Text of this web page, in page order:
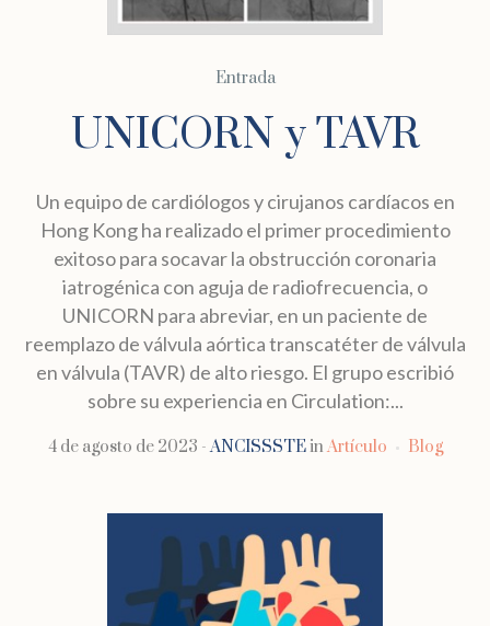
Entrada
UNICORN y TAVR
Un equipo de cardiólogos y cirujanos cardíacos en
Hong Kong ha realizado el primer procedimiento
exitoso para socavar la obstrucción coronaria
iatrogénica con aguja de radiofrecuencia, o
UNICORN para abreviar, en un paciente de
reemplazo de válvula aórtica transcatéter de válvula
en válvula (TAVR) de alto riesgo. El grupo escribió
sobre su experiencia en Circulation:...
4 de agosto de 2023 ANCISSSTEin Artículo Blog